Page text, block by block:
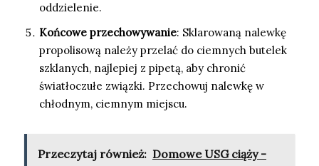
oddzielenie.
Końcowe przechowywanie: Sklarowaną nalewkę
propolisową należy przelać do ciemnych butelek
szklanych, najlepiej z pipetą, aby chronić
światłoczułe związki. Przechowuj nalewkę w
chłodnym, ciemnym miejscu.
Przeczytaj również: Domowe USG ciąży -